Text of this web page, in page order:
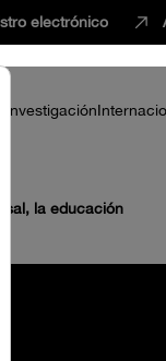
electrónico
Investigación
la educación